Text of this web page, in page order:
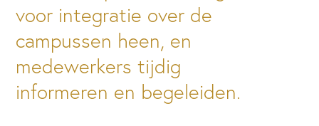
voor integratie over de
campussen heen, en
medewerkers tijdig
informeren en begeleiden.